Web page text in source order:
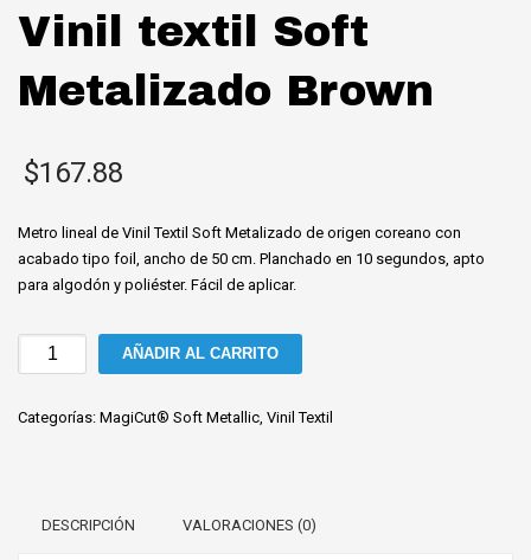
Vinil textil Soft
Metalizado Brown
$167.88
Metro lineal de Vinil Textil Soft Metalizado de origen coreano con
acabado tipo foil, ancho de 50 cm. Planchado en 10 segundos, apto
para algodón y poliéster. Fácil de aplicar.
Vinil
textil
Metalizado
AÑADIR AL CARRITO
Categorías: MagiCut® Soft Metallic Vinil Textil
DESCRIPCIÓN VALORACIONES (0)